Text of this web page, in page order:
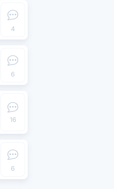
4
6
16
6